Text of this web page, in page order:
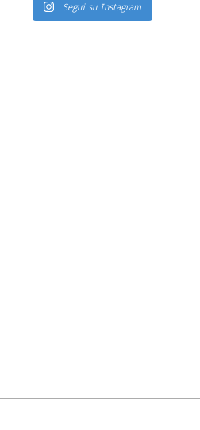
Segui su Instagram